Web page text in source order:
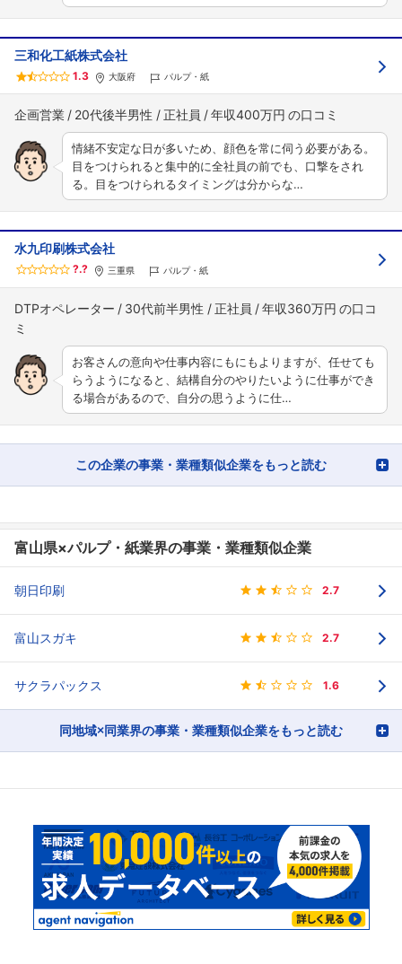
三和化工紙株式会社
1.3 大阪府 パルプ・紙
企画営業 20代後半男性 正社員 年収400万円
情緒不安定な日が多いため、顔色を常に伺う必要がある。
目をつけられると集中的に全社員の前でも、口撃をされ
る。目をつけられるタイミングは分からな…
水九印刷株式会社
?.? 三重県 パルプ・紙
DTPオペレーター 30代前半男性 正社員 年収360万円
お客さんの意向や仕事内容にもにもよりますが、任せても
らうようになると、結構自分のやりたいように仕事ができ
る場合があるので、自分の思うように仕…
この企業の事業・業種類似企業をもっと読む
富山県×パルプ・紙業界の事業・業種類似企業
朝日印刷 2.7
富山スガキ 2.7
サクラパックス 1.6
同地域×同業界の事業・業種類似企業をもっと読む